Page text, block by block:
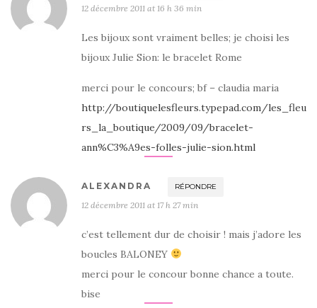
12 décembre 2011 at 16 h 36 min
Les bijoux sont vraiment belles; je choisi les
bijoux Julie Sion: le bracelet Rome
merci pour le concours; bf – claudia maria
http://boutiquelesfleurs.typepad.com/les_fleu
rs_la_boutique/2009/09/bracelet-
ann%C3%A9es-folles-julie-sion.html
ALEXANDRA RÉPONDRE
12 décembre 2011 at 17 h 27 min
c’est tellement dur de choisir ! mais j’adore les
boucles BALONEY
merci pour le concour bonne chance a toute.
bise